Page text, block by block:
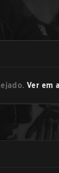
Ver em